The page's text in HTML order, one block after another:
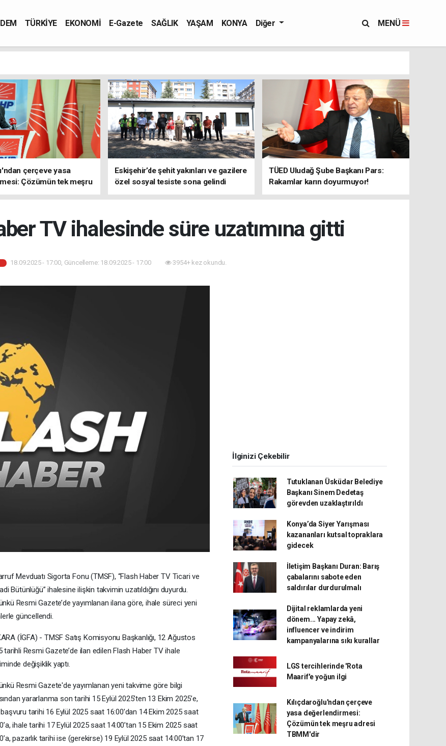
TÜRKİYE EKONOMİ E-Gazete SAĞLIK YAŞAM KONYA Diğer MENÜ
çerçeve yasa
Çözümün tek meşru
Eskişehir’de şehit yakınları ve gazilere
özel sosyal tesiste sona gelindi
TÜED Uludağ Şube Başkanı Pars:
Rakamlar karın doyurmuyor!
TV ihalesinde süre uzatımına gitti
18.09.2025 - 17:00, Güncelleme: 18.09.2025 - 17:00 3954+ kez okundu.
Mevduatı Sigorta Fonu (TMSF), “Flash Haber TV Ticari ve
Bütünlüğü” ihalesine ilişkin takvimin uzatıldığını duyurdu.
Resmi Gazete’de yayımlanan ilana göre, ihale süreci yeni
güncellendi.
(İGFA) - TMSF Satış Komisyonu Başkanlığı, 12 Ağustos
tarihli Resmi Gazete’de ilan edilen Flash Haber TV ihale
değişiklik yaptı.
Resmi Gazete'de yayımlanan yeni takvime göre bilgi
yararlanma son tarihi 15 Eylül 2025’ten 13 Ekim 2025’e,
tarihi 16 Eylül 2025 saat 16:00’dan 14 Ekim 2025 saat
ihale tarihi 17 Eylül 2025 saat 14:00’tan 15 Ekim 2025 saat
pazarlık tarihi ise (gerekirse) 19 Eylül 2025 saat 14:00’tan 17
İlginizi Çekebilir
Tutuklanan Üsküdar Belediye
Başkanı Sinem Dedetaş
görevden uzaklaştırıldı
Konya’da Siyer Yarışması
kazananları kutsal topraklara
gidecek
İletişim Başkanı Duran: Barış
çabalarını sabote eden
saldırılar durdurulmalı
Dijital reklamlarda yeni
dönem... Yapay zekâ,
influencer ve indirim
kampanyalarına sıkı kurallar
LGS tercihlerinde 'Rota
Maarif'e yoğun ilgi
Kılıçdaroğlu'ndan çerçeve
yasa değerlendirmesi:
Çözümün tek meşru adresi
TBMM'dir